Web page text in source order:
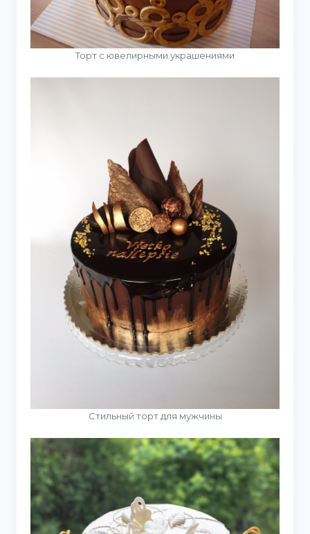
Торт с ювелирными украшениями
Стильный торт для мужчины